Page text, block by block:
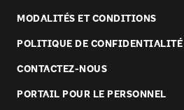
MODALITÉS ET CONDITIONS
POLITIQUE DE CONFIDENTIALITÉ
CONTACTEZ-NOUS
PORTAIL POUR LE PERSONNEL